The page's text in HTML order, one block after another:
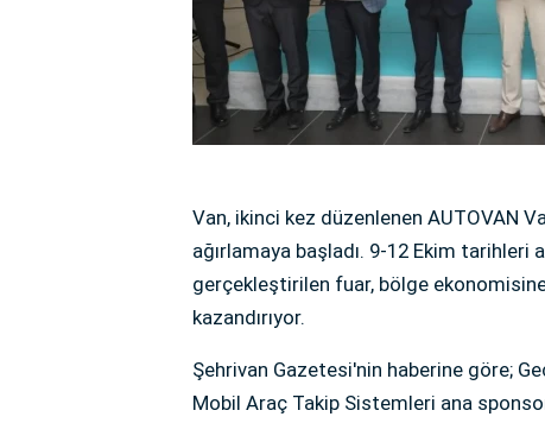
Van, ikinci kez düzenlenen AUTOVAN
ağırlamaya başladı. 9-12 Ekim tarihleri
gerçekleştirilen fuar, bölge
kazandırıyor.
Şehrivan Gazetesi'nin haberine göre;
Mobil Araç Takip Sistemleri ana